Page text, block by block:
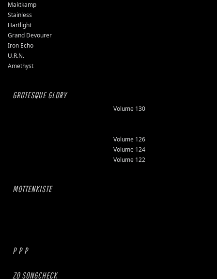
Maktkamp
Stainless
Hartlight
Grand Devourer
Iron Echo
U.R.N.
Amethyst
GROTESQUE GLORY
Volume 130
Volume 126
Volume 124
Volume 122
MOTTENKISTE
P P P
ZO SONGCHECK